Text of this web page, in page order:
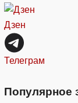
Дзен
Телеграм
Популярное